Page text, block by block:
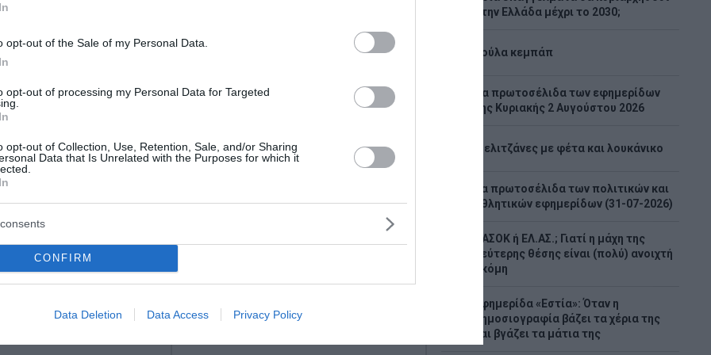
opt-out of the Sale of my Personal Data.
opt-out of processing my Personal Data for Targeted
opt-out of Collection, Use, Retention, Sale, and/or Sharing
Data that Is Unrelated with the Purposes for which it
CONFIRM
Data Deletion Data Access Privacy Policy
– Δεκάδες
εκατοντάδες
παιδιά
σύνορα ανάμεσα στο
Ισπανία δεν έχει τέλος.
συνεχίζουν να
Ουκρανία: Τουλάχιστον 15
στην περιφέρεια του Κιέβου
Τουλάχιστον 15 άνθρωποι σκοτώθηκαν
και 27 τραυματίστηκαν από νέες
και υπο...
στην Ελλάδα μέχρι το 2030;
Λούλα κεμπάπ
Tα πρωτοσέλιδα των εφημερίδων
της Κυριακής 2 Αυγούστου 2026
Μελιτζάνες με φέτα και λουκάνικο
Τα πρωτοσέλιδα των πολιτικών και
αθλητικών εφημερίδων (31-07-2026)
ΠΑΣΟΚ ή ΕΛ.ΑΣ.; Γιατί η μάχη της
δεύτερης θέσης είναι (πολύ) ανοιχτή
ακόμη
Εφημερίδα «Εστία»: Όταν η
δημοσιογραφία βάζει τα χέρια της
και βγάζει τα μάτια της